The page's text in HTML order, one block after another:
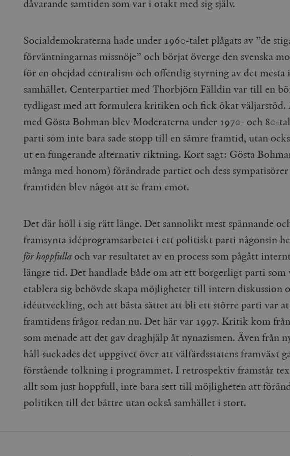
dåvarande samtiden som var i otakt med sig själv.
Socialdemokraterna hade under 1960-talet plågats av ”de
förväntningarnas missnöje” och börjat överge den svenska
för en ohejdad centralism och offentlig styrning av det mesta i
samhället. Centerpartiet med Thorbjörn Fälldin var till en
tydligast med att formulera kritiken och fick ökat väljarstöd.
med Gösta Bohman blev Moderaterna under 1970- och 80-
parti som inte bara sade stopp till en sämre framtid, utan
ut en fungerande alternativ riktning. Kort sagt: Gösta
många med honom) förändrade partiet och dess sympatisörer
framtiden blev något att se fram emot.
Det där höll i sig rätt länge. Det sannolikt mest spännande
framsynta idéprogramsarbetet i ett politiskt parti någonsin
för hoppfullaoch var resultatet av en process som pågått
längre tid. Det handlade både om att ett borgerligt parti som
etablera sig behövde skapa möjligheter till intern diskussion
idéutveckling, och att bästa sättet att bli ett större parti var
framtidens frågor redan nu. Det här var 1997. Kritik kom
som menade att det gav draghjälp åt nynazismen. Även från
håll suckades det uppgivet över att välfärdsstatens framväxt
förstående tolkning i programmet. I retrospektiv framstår
allt som just hoppfull, inte bara sett till möjligheten att
politiken till det bättre utan också samhället i stort.
Inc.
ändras.
Inc.
minuter
Detta är fördelaktigt för webbplatsen
_hjAbsoluteSessionInProgress
.timbro.se
minuter
Cookien är inställd så att Hotjar kan
användarens resa för ett totalt antal
ingen identifierbar information.
Cloudflare
.vimeo.com
30
Denna cookie används för att skilja
rapporter om användningen av deras
/ Domän
Utgång
Google LLC
.timbro.se
1 år 1
månad
Detta cookie-namn är associerat med Google
en viktig uppdatering av Googles mer vanliga
session- och kampanjdata för
.timbro.se
Denna cookie ställs in av Google Analytics. Den
unikt värde för varje besökt sida och används för
sekunder
mönsterelementet i namnet innehåller det unika
kontot eller webbplatsen det hänför sig till. Det
som används för att begränsa mängden data
webbplatser med hög trafikvolym.
_ga_YBG49SLCTY .timbro.se
1 år 1
Denna cookie används av Google Analytics för
.timbro.se
minuter
_hjSession_675006 .timbro.se
minuter
Domän
Utgång Beskrivning
Google LLC
.youtube.com
Session Denna cookie ställs in av YouTube för att spåra visningar av
webbplatsbesökaren använder den nya eller gamla
mailchimp_landing_site
Mailchimp
timbro.se
Cloudflare
.podbean.com
30
Denna cookie används för att skilja mellan människor och
Meta
Platform Inc.
.timbro.se
3
månader
Används av Facebook för att leverera en serie
från tredjepartsannonsörer
Inc.
månad